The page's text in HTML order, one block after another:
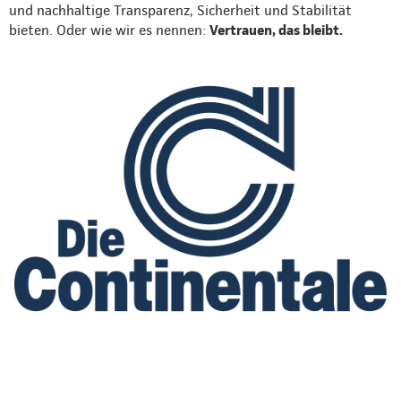
und nachhaltige Transparenz, Sicherheit und Stabilität
bieten. Oder wie wir es nennen: Vertrauen, das bleibt.